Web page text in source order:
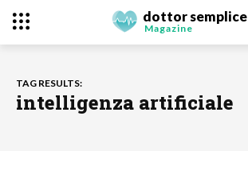
dottor semplice
Magazine
TAG RESULTS:
intelligenza artificiale